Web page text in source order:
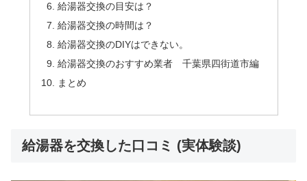
給湯器交換の目安は？
給湯器交換の時間は？
給湯器交換のDIYはできない。
給湯器交換のおすすめ業者 千葉県四街道市編
まとめ
給湯器を交換した口コミ (実体験談)